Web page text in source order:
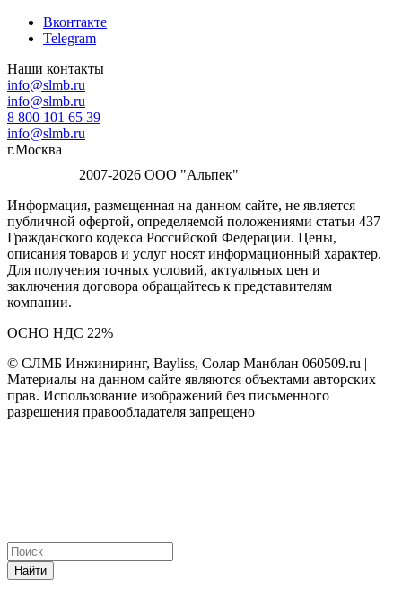
Вконтакте
Telegram
Наши контакты
info@slmb.ru
info@slmb.ru
8 800 101 65 39
info@slmb.ru
г.Москва
2007-2026 ООО "Альпек"
Информация, размещенная на данном сайте, не является
публичной офертой, определяемой положениями статьи 437
Гражданского кодекса Российской Федерации. Цены,
описания товаров и услуг носят информационный характер.
Для получения точных условий, актуальных цен и
заключения договора обращайтесь к представителям
компании.
ОСНО НДС 22%
© СЛМБ Инжиниринг, Bayliss, Солар Манблан 060509.ru |
Материалы на данном сайте являются объектами авторских
прав. Использование изображений без письменного
разрешения правообладателя запрещено
Найти